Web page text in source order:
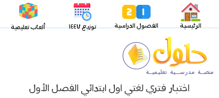
الرئيسية الفصول الدراسية توزيع ١٤٤٧ ألعاب تعليمية
اختبار فتري لغتي اول ابتدائي الفصل الأول